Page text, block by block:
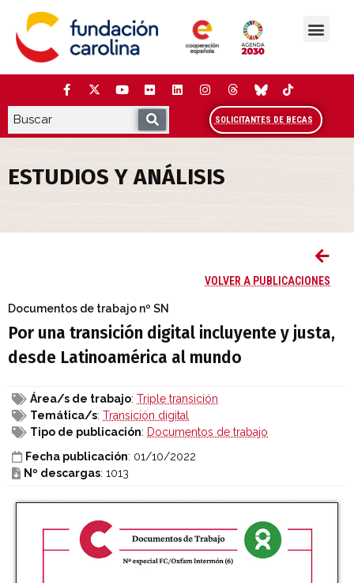
contenido
SOLICITANTES DE BECAS
ESTUDIOS Y ANÁLISIS
VOLVER A PUBLICACIONES
Documentos de trabajo nº SN
Por una transición digital incluyente y justa,
desde Latinoamérica al mundo
Área/s de trabajo: Triple transición
Temática/s: Transición digital
Tipo de publicación: Documentos de trabajo
Fecha publicación: 01/10/2022
Nº descargas: 1013